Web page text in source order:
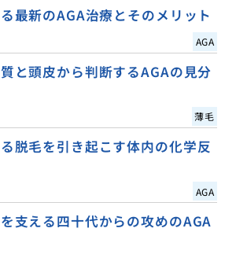
最新のAGA治療とそのメリット
AGA
と頭皮から判断するAGAの見分
薄毛
脱毛を引き起こす体内の化学反
AGA
支える四十代からの攻めのAGA